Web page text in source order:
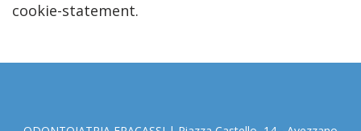
cookie-statement.